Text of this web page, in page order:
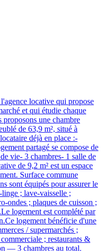
locative qui propose
et qui étudie chaque
une chambre
de 63,9 m², situé à
déjà en place :-
partagé se compose de
vie- 3 chambres- 1 salle de
de 9,2 m² est un espace
Surface commune
sont équipés pour assurer le
; lave-vaisselle ;
ondes ; plaques de cuisson ;
logement est complété par
logement bénéficie d'une
/ supermarchés ;
; restaurants &
— 3 chambres au total.